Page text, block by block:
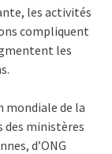
les activités
compliquent
les
mondiale de la
des ministères
d’ONG